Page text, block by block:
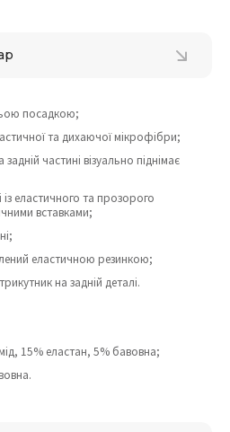
посадкою;
та дихаючої мікрофібри;
частині візуально піднімає
із еластичного та прозорого
вставками;
еластичною резинкою;
на задній деталі.
15% еластан, 5% бавовна;